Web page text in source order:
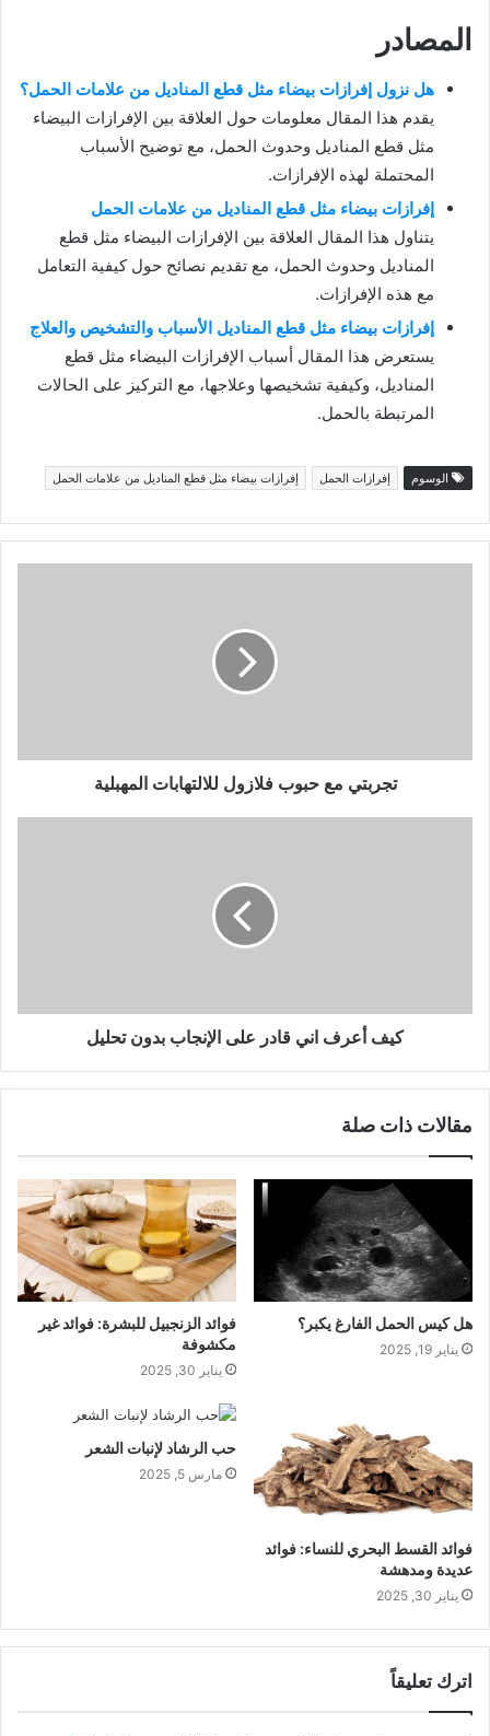
المصادر
هل نزول إفرازات بيضاء مثل قطع المناديل من علامات الحمل؟
يقدم هذا المقال معلومات حول العلاقة بين الإفرازات البيضاء
مثل قطع المناديل وحدوث الحمل، مع توضيح الأسباب
المحتملة لهذه الإفرازات.
إفرازات بيضاء مثل قطع المناديل من علامات الحمل
يتناول هذا المقال العلاقة بين الإفرازات البيضاء مثل قطع
المناديل وحدوث الحمل، مع تقديم نصائح حول كيفية التعامل
مع هذه الإفرازات.
إفرازات بيضاء مثل قطع المناديل الأسباب والتشخيص والعلاج
يستعرض هذا المقال أسباب الإفرازات البيضاء مثل قطع
المناديل، وكيفية تشخيصها وعلاجها، مع التركيز على الحالات
المرتبطة بالحمل.
الوسوم إفرازات الحمل إفرازات بيضاء مثل قطع المناديل من علامات الحمل
تجربتي مع حبوب فلازول للالتهابات المهبلية
كيف أعرف اني قادر على الإنجاب بدون تحليل
مقالات ذات صلة
هل كيس الحمل الفارغ يكبر؟
يناير 19, 2025
فوائد الزنجبيل للبشرة: فوائد غير
مكشوفة
يناير 30, 2025
فوائد القسط البحري للنساء: فوائد
عديدة ومدهشة
يناير 30, 2025
حب الرشاد لإنبات الشعر
مارس 5, 2025
اترك تعليقاً